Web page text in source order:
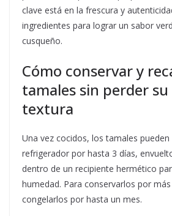
clave está en la frescura y
ingredientes para lograr un sabor
cusqueño.
Cómo conservar y
tamales sin perder
textura
Una vez cocidos, los tamales pueden
refrigerador por hasta 3 días,
dentro de un recipiente hermético
humedad. Para conservarlos por
congelarlos por hasta un mes.